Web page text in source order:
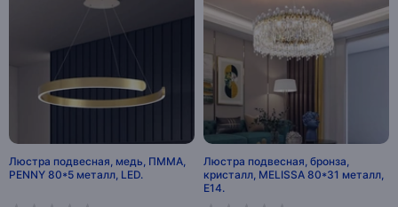
Люстра подвесная, медь, ПММА,
PENNY 80*5 металл, LED.
Люстра подвесная, бронза,
кристалл, MELISSA 80*31 металл,
E14.